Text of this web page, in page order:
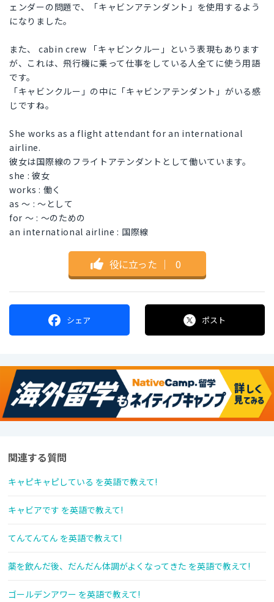
ェンダーの問題で、「キャビンアテンダント」を使用するよう
になりました。
また、 cabin crew 「キャビンクルー」という表現もあります
が、これは、飛行機に乗って仕事をしている人全てに使う用語
です。
「キャビンクルー」の中に「キャビンアテンダント」がいる感
じですね。
She works as a flight attendant for an international
airline.
彼女は国際線のフライトアテンダントとして働いています。
she : 彼女
works : 働く
as ～ : ～として
for ～ : ～のための
an international airline : 国際線
役に立った ｜ 0
シェア ポスト
関連する質問
キャピキャピしている を英語で教えて!
キャビアです を英語で教えて!
てんてんてん を英語で教えて!
薬を飲んだ後、だんだん体調がよくなってきた を英語で教えて!
ゴールデンアワー を英語で教えて!